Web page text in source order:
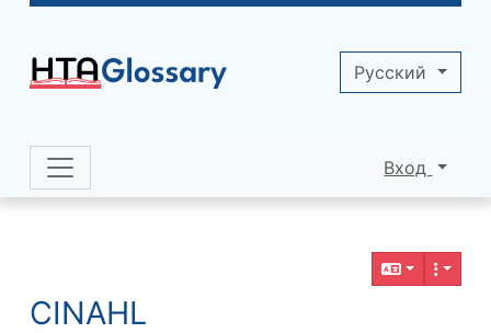
Navigation and related functionality
CINAHL
Site identity, navigation, etc.
Вход
Pусский